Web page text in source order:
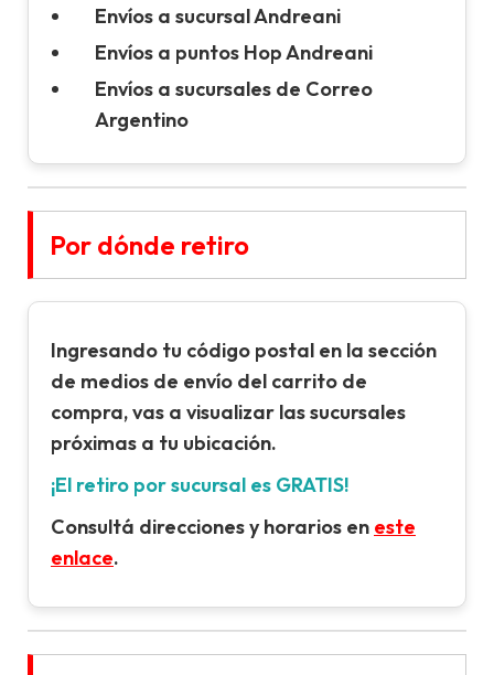
Envíos a sucursal Andreani
Envíos a puntos Hop Andreani
Envíos a sucursales de Correo
Argentino
Por dónde retiro
Ingresando tu código postal en la sección
de medios de envío del carrito de
compra, vas a visualizar las sucursales
próximas a tu ubicación.
¡El retiro por sucursal es GRATIS!
Consultá direcciones y horarios en este
enlace.